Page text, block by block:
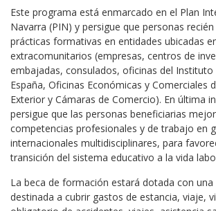
Este programa está enmarcado en el Plan
Navarra (PIN) y persigue que personas
prácticas formativas en entidades ubicadas
extracomunitarios (empresas, centros de
embajadas, consulados, oficinas del
España, Oficinas Económicas y Comerciales
Exterior y Cámaras de Comercio). En última
persigue que las personas beneficiarias
competencias profesionales y de trabajo en
internacionales multidisciplinares, para
transición del sistema educativo a la vida
La beca de formación estará dotada con una
destinada a cubrir gastos de estancia, viaje,